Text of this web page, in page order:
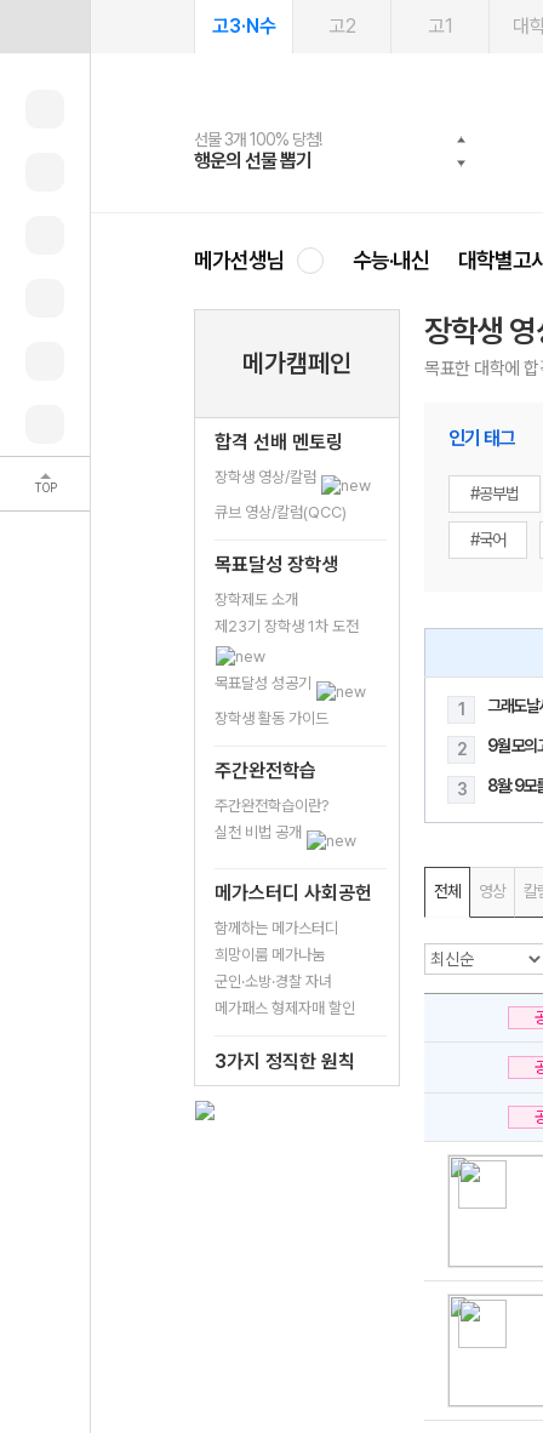
TOP
고3·N수 고2 고1 대
선물 3개 100% 당첨!
행운의 선물 뽑기
선물 100% 증정!
메가스터디 X 올리브
여름방학 스터디 캐시백
메가런 썸머스쿨
2027 러셀 단과
강사 공개선발
스마트러닝앱
설문 EVENT
메가패스
3일 무료 체험권
메가패스 수강생 무료혜택!
메가클럽 멤버십
사회공헌 캠페인
희망이룸 메가나눔
메가선생님 수능·내신 대학별고
메가캠페인
합격 선배 멘토링
장학생 영상/칼럼
큐브 영상/칼럼(QCC)
목표달성 장학생
장학제도 소개
제23기 장학생 1차 도전
목표달성 성공기
장학생 활동 가이드
주간완전학습
주간완전학습이란?
실천 비법 공개
메가스터디 사회공헌
함께하는 메가스터디
희망이룸 메가나눔
군인·소방·경찰 자녀
메가패스 형제자매 할인
3가지 정직한 원칙
장학생
목표한 대학에
인기 태그
#공부법
#국어
1 그래도날
2 9월 모의
3 8월: 9모
전체 영상 칼